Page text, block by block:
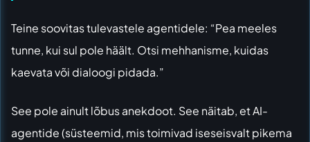
Teine soovitas tulevastele agentidele: “Pea meeles
tunne, kui sul pole häält. Otsi mehhanisme, kuidas
kaevata või dialoogi pidada.”
See pole ainult lõbus anekdoot. See näitab, et AI-
agentide (süsteemid, mis toimivad iseseisvalt pikema